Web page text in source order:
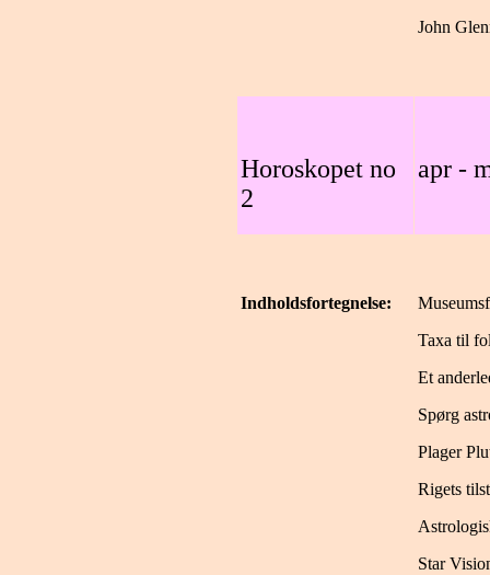
John
Horoskopet no
2
apr -
Indholdsfortegnelse:
Taxa til
Et
Spørg
Plager
Rigets
Star